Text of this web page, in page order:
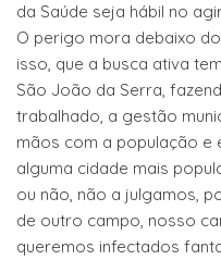
da Saúde seja hábil no
O perigo mora debaixo
isso, que a busca ativa
São João da Serra,
trabalhado, a gestão
mãos com a população e
alguma cidade mais
ou não, não a julgamos,
de outro campo, nosso
queremos infectados